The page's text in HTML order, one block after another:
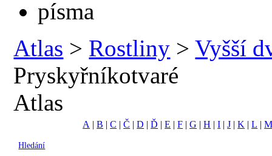
Atlas > Rostliny >Vyšší
Pryskyřníkotvaré
Atlas
A |B |C |Č |D |Ď |E |F |G |H |I |J |K |L |
Hledání